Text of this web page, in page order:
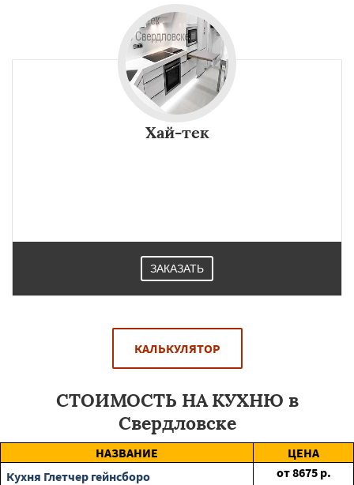
Хай-тек
ЗАКАЗАТЬ
КАЛЬКУЛЯТОР
СТОИМОСТЬ НА КУХНЮ в
Свердловске
НАЗВАНИЕ
ЦЕНА
Кухня Глетчер гейнсборо
от8675 р.